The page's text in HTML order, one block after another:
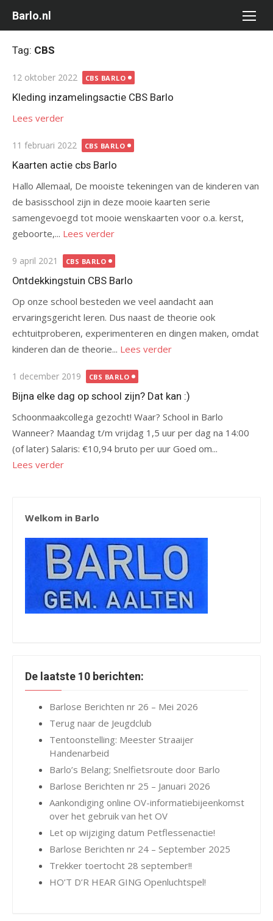
naar
inhoud
Barlo.nl
Tag: CBS
Gepubliceerd
op
12 oktober 2022 CBS BARLO
Kleding inzamelingsactie CBS Barlo
Lees verder
Gepubliceerd
op
11 februari 2022 CBS BARLO
Kaarten actie cbs Barlo
Hallo Allemaal, De mooiste tekeningen van de kinderen van
de basisschool zijn in deze mooie kaarten serie
samengevoegd tot mooie wenskaarten voor o.a. kerst,
geboorte,... Lees verder
Gepubliceerd
op
9 april 2021 CBS BARLO
Ontdekkingstuin CBS Barlo
Op onze school besteden we veel aandacht aan
ervaringsgericht leren. Dus naast de theorie ook
echtuitproberen, experimenteren en dingen maken, omdat
kinderen dan de theorie... Lees verder
Gepubliceerd
op
1 december 2019 CBS BARLO
Bijna elke dag op school zijn? Dat kan :)
Schoonmaakcollega gezocht! Waar? School in Barlo
Wanneer? Maandag t/m vrijdag 1,5 uur per dag na 14:00
(of later) Salaris: €10,94 bruto per uur Goed om...
Lees verder
Welkom in Barlo
De laatste 10 berichten:
Barlose Berichten nr 26 – Mei 2026
Terug naar de Jeugdclub
Tentoonstelling: Meester Straaijer
Handenarbeid
Barlo’s Belang; Snelfietsroute door Barlo
Barlose Berichten nr 25 – Januari 2026
Aankondiging online OV-informatiebijeenkomst
over het gebruik van het OV
Let op wijziging datum Petflessenactie!
Barlose Berichten nr 24 – September 2025
Trekker toertocht 28 september!!
HO’T D’R HEAR GING Openluchtspel!